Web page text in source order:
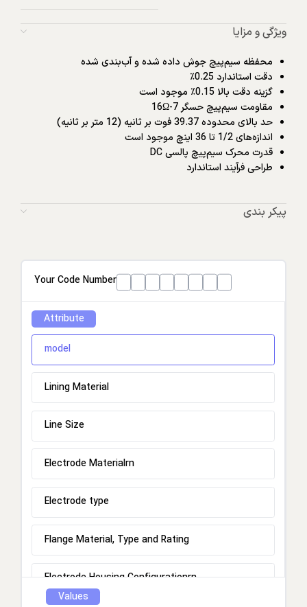
ویژگی و مزایا
محفظه سیم‌پیچ جوش داده شده و آب‌بندی شده
دقت استاندارد 0.25٪
گزینه دقت بالا 0.15٪ موجود است
مقاومت سیم‌پیچ حسگر 7-16Ω
حد بالای محدوده 39.37 فوت بر ثانیه (12 متر بر ثانیه)
اندازه‌های 1/2 تا 36 اینچ موجود است
قدرت محرک سیم‌پیچ پالسی DC
طراحی فرآیند استاندارد
پیکر بندی
Your Code Number
Attribute
model
Lining Material
Line Size
Electrode Materialrn
Electrode type
Flange Material, Type and Rating
Electrode Housing Configurationrn
Values